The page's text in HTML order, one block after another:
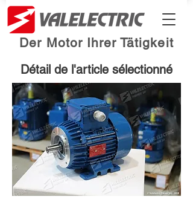
Der Motor Ihrer Tätigkeit
Détail de l'article sélectionné